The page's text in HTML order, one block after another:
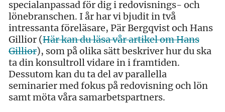
specialanpassad för dig i redovisnings- och
lönebranschen. I år har vi bjudit in två
intressanta föreläsare, Pär Bergqvist och Hans
Gillior (Här kan du läsa vår artikel om Hans
Gillior), som på olika sätt beskriver hur du ska
ta din konsultroll vidare in i framtiden.
Dessutom kan du ta del av parallella
seminarier med fokus på redovisning och lön
samt möta våra samarbetspartners.